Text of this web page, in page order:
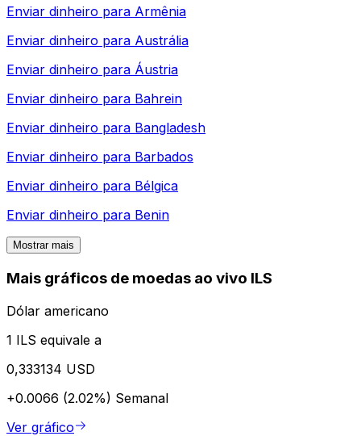
Enviar dinheiro para Armênia
Enviar dinheiro para Austrália
Enviar dinheiro para Áustria
Enviar dinheiro para Bahrein
Enviar dinheiro para Bangladesh
Enviar dinheiro para Barbados
Enviar dinheiro para Bélgica
Enviar dinheiro para Benin
Mostrar mais
Mais gráficos de moedas ao vivo ILS
Dólar americano
1 ILS equivale a
0,333134 USD
+0.0066 (2.02%) Semanal
Ver gráfico